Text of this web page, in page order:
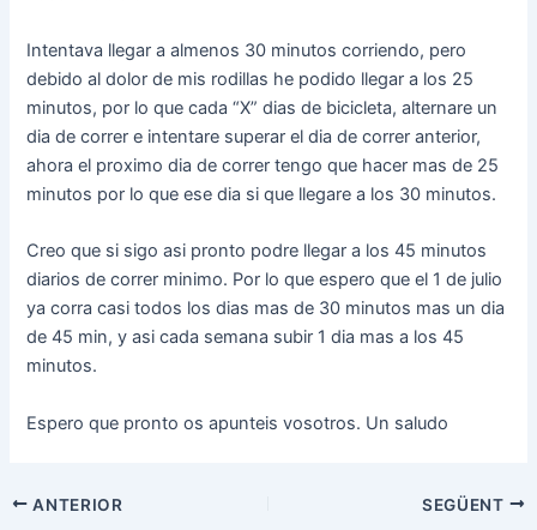
Intentava llegar a almenos 30 minutos corriendo, pero
debido al dolor de mis rodillas he podido llegar a los 25
minutos, por lo que cada “X” dias de bicicleta, alternare un
dia de correr e intentare superar el dia de correr anterior,
ahora el proximo dia de correr tengo que hacer mas de 25
minutos por lo que ese dia si que llegare a los 30 minutos.
Creo que si sigo asi pronto podre llegar a los 45 minutos
diarios de correr minimo. Por lo que espero que el 1 de julio
ya corra casi todos los dias mas de 30 minutos mas un dia
de 45 min, y asi cada semana subir 1 dia mas a los 45
minutos.
Espero que pronto os apunteis vosotros. Un saludo
Navegació
ANTERIOR SEGÜENT